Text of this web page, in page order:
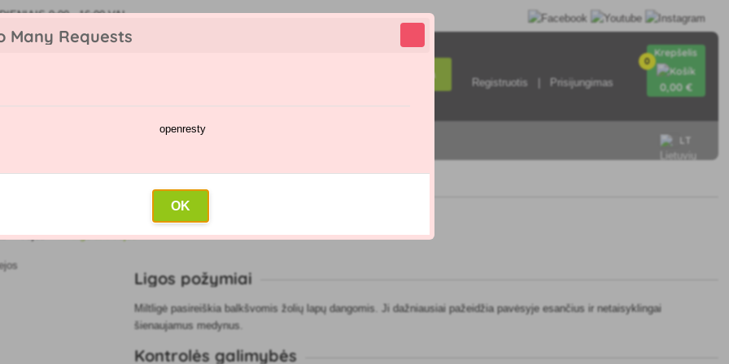
Many Requests
openresty
OK
9:00 - 16:00 VAL
Paieška
Registruotis Prisijungimas
0
Krepšelis
0,00 €
LT
»Vejos»Miltligė ant vejos
Ligos požymiai
Miltligė pasireiškia balkšvomis žolių lapų dangomis. Ji dažniausiai pažeidžia pavėsyje esančius ir netaisyklingai
šienaujamus medynus.
Kontrolės galimybės